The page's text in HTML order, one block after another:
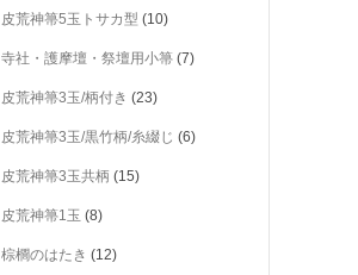
皮荒神箒5玉トサカ型 (10)
寺社・護摩壇・祭壇用小箒 (7)
皮荒神箒3玉/柄付き (23)
皮荒神箒3玉/黒竹柄/糸綴じ (6)
皮荒神箒3玉共柄 (15)
皮荒神箒1玉 (8)
棕櫚のはたき (12)